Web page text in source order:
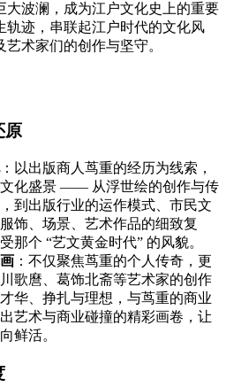
大波澜，成为江户文化史上的重要
轨迹，串联起江户时代的文化风
术家们的创作与坚守。
原
：以出版商人茑重的经历为线索，
化盛景 —— 从浮世绘的创作与传
到出版行业的运作模式、市民文
饰、场景、艺术作品的细致复
那个 “艺文黄金时代” 的风貌。
：不仅聚焦茑重的个人传奇，更
歌麿、葛饰北斋等艺术家的创作
华、挣扎与理想，与茑重的商业
艺术与商业碰撞的精彩画卷，让
鲜活。